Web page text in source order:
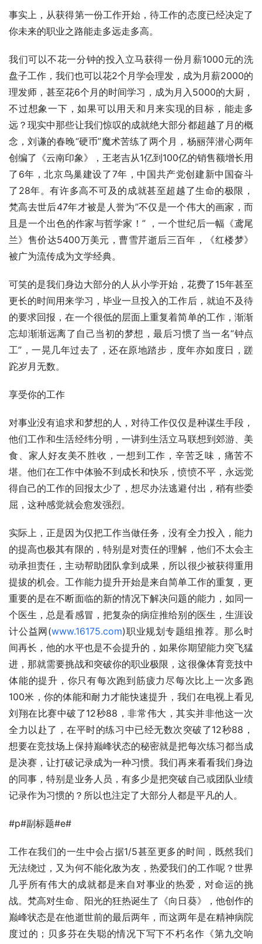
事实上，从获得第一份工作开始，待工作的态度已经决定了
你未来的职业之路能走多远走多高。
我们可以不花一分钟的投入立马获得一份月薪1000元的洗
盘子工作，我们也可以花2个月学会理发，成为月薪2000的
理发师，甚至花6个月的时间学习，成为月入5000的大厨，
不过想象一下，如果可以用天和月来实现的目标，能走多
远？现实中那些让我们惊叹的成就绝大部分都超越了月的概
念，刘谦的春晚“硬币”魔术苦练了两个月，杨丽萍潜心两年
创编了《云南印象》，王老吉从1亿到100亿的销售额增长用
了6年，北京鸟巢建设了7年，中国共产党创建新中国奋斗
了28年。有许多高不可及的成就甚至超越了生命的极限，
梵高去世后47年才被是人誉为”不仅是一个伟大的画家，而
且是一个出色的作家与哲学家！” ，一个世纪后一幅《鸢尾
兰》售价达5400万美元，曹雪芹逝后三百年，《红楼梦》
被广为流传成为文学经典。
可笑的是我们身边大部分的人从小学开始，花费了15年甚至
更长的时间用来学习，毕业一旦投入的工作后，就迫不及待
的要求回报，在一个很低的层面上重复着简单的工作，渐渐
忘却渐渐远离了自己当初的梦想，最后习惯了当一名“钟点
工”，一晃几年过去了，还在原地踏步，度年亦如度日，蹉
跎岁月无数。
享受你的工作
对事业没有追求和梦想的人，对待工作仅仅是种谋生手段，
他们工作和生活经纬分明，一讲到生活立马联想到郊游、美
食、家人好友美不胜收，一想到工作，辛苦乏味，痛苦不
堪。他们在工作中体验不到成长和快乐，愤愤不平，永远觉
得自己的工作的回报太少了，想尽办法逃避付出，稍有些委
屈，这种感觉就会愈发强烈。
实际上，正是因为仅把工作当做任务，没有全力投入，能力
的提高也极其有限的，特别是对责任的理解，他们不太会主
动承担责任，主动帮助团队拿到成果，所以很少被获得重用
提拔的机会。工作能力提升开始是来自简单工作的重复，更
重要的是在不断面临的新的情况下解决问题的能力，如同一
个医生，总是看感冒，把复杂的病症推给别的医生，生涯设
计公益网(www.16175.com)职业规划专题组推荐。那么时
间再长，他的水平也是不会提升的，如果你期望能力突飞猛
进，那就需要挑战和突破你的职业极限，这很像体育竞技中
体能的提升，你只有每次跑到筋疲力尽每次比上一次多跑
100米，你的体能和耐力才能快速提升，我们在电视上看见
刘翔在比赛中破了12秒88，非常伟大，其实并非他这一次
全力以赴了，在平时的练习中已经无数次突破了12秒88，
想要在竞技场上保持巅峰状态的秘密就是把每次练习都当成
是决赛，让打破记录成为一种习惯。我们再来看看我们身边
的同事，特别是业务人员，有多少是把突破自己或团队业绩
记录作为习惯的？所以也注定了大部分人都是平凡的人。
#p#副标题#e#
工作在我们的一生中会占据1/5甚至更多的时间，既然我们
无法绕过，又为何不能化敌为友，热爱我们的工作呢？世界
几乎所有伟大的成就都是来自对事业的热爱，对命运的挑
战。梵高对生命、阳光的狂热诞生了《向日葵》，他创作的
巅峰状态是在他逝世前的最后两年，而这两年是在精神病院
度过的；贝多芬在失聪的情况下写下不朽名作《第九交响